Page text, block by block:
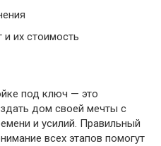
и их стоимость
под ключ — это
дом своей мечты с
и усилий. Правильный
всех этапов помогут